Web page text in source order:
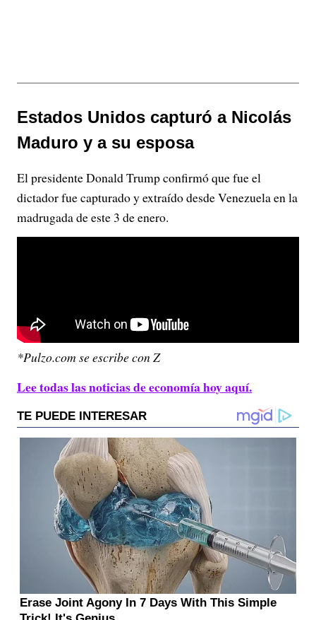
Estados Unidos capturó a Nicolás
Maduro y a su esposa
El presidente Donald Trump confirmó que fue el
dictador fue capturado y extraído desde Venezuela en la
madrugada de este 3 de enero.
*Pulzo.com se escribe con Z
Lee todas las noticias de economía hoy aquí.